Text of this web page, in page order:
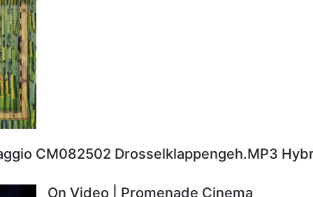
CM082502 Drosselklappengeh.MP3
On Video | Promenade Cinema